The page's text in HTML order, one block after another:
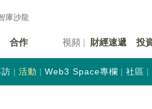
庫沙龍
合作 視頻 財經速遞 投
活動 Web3 Space專欄 社區